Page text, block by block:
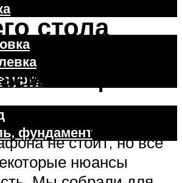
работы
фундамент
стола
плафон
заострять на
не стоит, но всё
нюансы